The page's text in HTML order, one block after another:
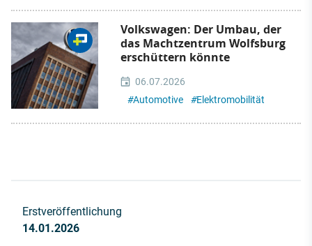
Volkswagen: Der Umbau, der
das Machtzentrum Wolfsburg
erschüttern könnte
06.07.2026
#Automotive #Elektromobilität
Erstveröffentlichung
14.01.2026